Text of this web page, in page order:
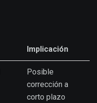
Implicación
Posible
corrección a
corto plazo